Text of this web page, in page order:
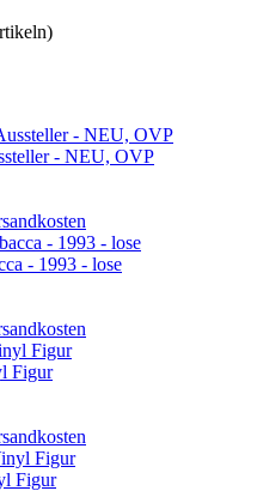
- NEU, OVP
- 1993 - lose
Figur
Figur